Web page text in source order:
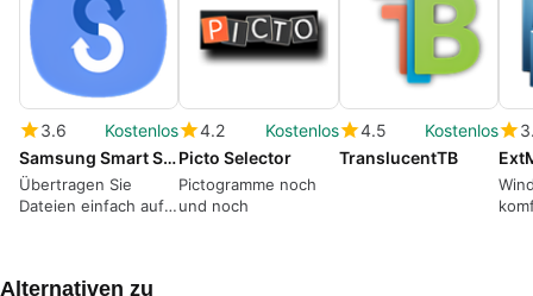
3.6
Kostenlos
Samsung Smart Switch
Übertragen Sie
Dateien einfach auf
4.2
Kostenlos
Picto Selector
Pictogramme noch
und noch
4.5
Kostenlos
TranslucentTB
Alternativen zu